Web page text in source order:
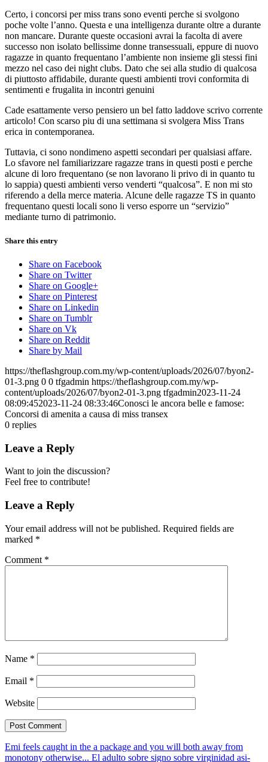
Certo, i concorsi per miss trans sono eventi perche si svolgono
poche volte l’anno. Questa e una intelligenza durante oltre a durante
non mancare. Durante queste occasioni avrai la facolta di avere
successo non isolato bellissime donne transessuali, eppure di nuovo
ragazze in quanto frequentano l’ambiente non insieme gli stessi fini
mezzo nel caso dei night clubs. Dato che sei alla studio di qualcosa
di piuttosto affidabile, durante questi ambienti trovi conformita di
sentimenti e frugalita in incontri genuini
Cade esattamente verso pensiero un bel fatto laddove scrivo corrente
articolo! Con scarso piu di una settimana si svolgera Miss Trans
erica in contemporanea.
Tuttavia, ci sono nondimeno aspetti secondari per qualsiasi affare.
Lo sfavore nel familiarizzare ragazze trans in questi posti e perche
alcune di loro frequentano (se non lavorano li privo di in quanto tu
lo sappia) questi ambienti verso venderti “qualcosa”. E non mi sto
riferendo a della merce materia. Alcune delle ragazze TS in quanto
frequentano questi locali sono li verso esporre un “servizio”
mediante turno di patrimonio.
Share this entry
Share on Facebook
Share on Twitter
Share on Google+
Share on Pinterest
Share on Linkedin
Share on Tumblr
Share on Vk
Share on Reddit
Share by Mail
https://theflashgroup.com.my/wp-content/uploads/2026/07/byon2-
01-3.png 0 0 tfgadmin https://theflashgroup.com.my/wp-
content/uploads/2026/07/byon2-01-3.png tfgadmin2023-11-24
08:09:452023-11-24 08:33:46Conosci le ancora belle e famose:
Concorsi di amenita a causa di miss transex
0 replies
Leave a Reply
Want to join the discussion?
Feel free to contribute!
Leave a Reply
Your email address will not be published. Required fields are
marked *
Comment *
Name *
Email *
Website
Emi feels caught in the a package and you will both away from
monotony otherwise... El adulto sobre signo sobre virginidad asi­